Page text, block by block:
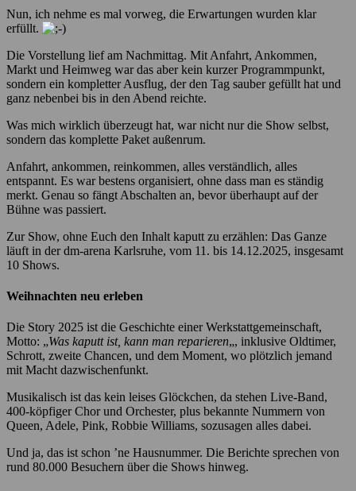
Nun, ich nehme es mal vorweg, die Erwartungen wurden klar
erfüllt.
Die Vorstellung lief am Nachmittag. Mit Anfahrt, Ankommen,
Markt und Heimweg war das aber kein kurzer Programmpunkt,
sondern ein kompletter Ausflug, der den Tag sauber gefüllt hat und
ganz nebenbei bis in den Abend reichte.
Was mich wirklich überzeugt hat, war nicht nur die Show selbst,
sondern das komplette Paket außenrum.
Anfahrt, ankommen, reinkommen, alles verständlich, alles
entspannt. Es war bestens organisiert, ohne dass man es ständig
merkt. Genau so fängt Abschalten an, bevor überhaupt auf der
Bühne was passiert.
Zur Show, ohne Euch den Inhalt kaputt zu erzählen: Das Ganze
läuft in der dm-arena Karlsruhe, vom 11. bis 14.12.2025, insgesamt
10 Shows.
Weihnachten neu erleben
Die Story 2025 ist die Geschichte einer Werkstattgemeinschaft,
Motto: „Was kaputt ist, kann man reparieren„, inklusive Oldtimer,
Schrott, zweite Chancen, und dem Moment, wo plötzlich jemand
mit Macht dazwischenfunkt.
Musikalisch ist das kein leises Glöckchen, da stehen Live-Band,
400-köpfiger Chor und Orchester, plus bekannte Nummern von
Queen, Adele, Pink, Robbie Williams, sozusagen alles dabei.
Und ja, das ist schon ’ne Hausnummer. Die Berichte sprechen von
rund 80.000 Besuchern über die Shows hinweg.